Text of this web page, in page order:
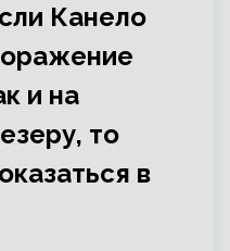
Канело
и на
то
в